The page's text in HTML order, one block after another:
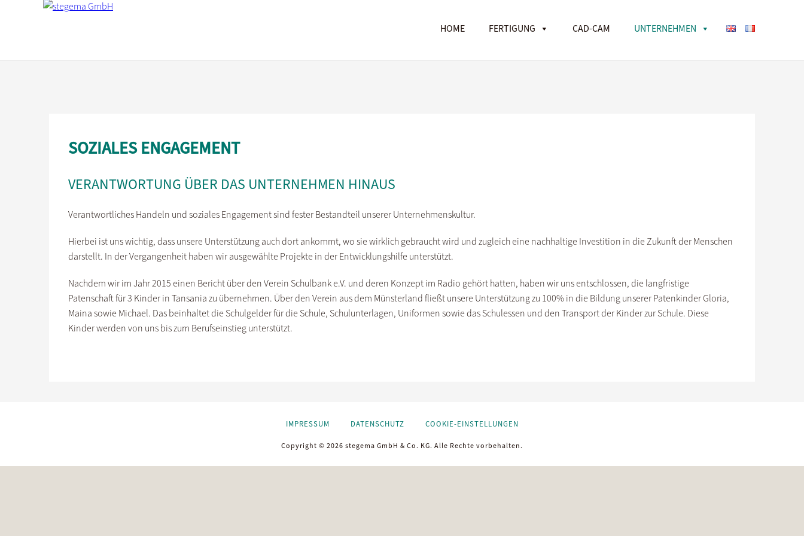
HOME FERTIGUNG CAD-CAM UNTERNEHMEN
SOZIALES ENGAGEMENT
VERANTWORTUNG ÜBER DAS UNTERNEHMEN HINAUS
Verantwortliches Handeln und soziales Engagement sind fester Bestandteil unserer Unternehmenskultur.
Hierbei ist uns wichtig, dass unsere Unterstützung auch dort ankommt, wo sie wirklich gebraucht wird und zugleich eine nachhaltige Investition in die Zukunft der Menschen
darstellt. In der Vergangenheit haben wir ausgewählte Projekte in der Entwicklungshilfe unterstützt.
Nachdem wir im Jahr 2015 einen Bericht über den Verein Schulbank e.V. und deren Konzept im Radio gehört hatten, haben wir uns entschlossen, die langfristige
Patenschaft für 3 Kinder in Tansania zu übernehmen. Über den Verein aus dem Münsterland fließt unsere Unterstützung zu 100% in die Bildung unserer Patenkinder Gloria,
Maina sowie Michael. Das beinhaltet die Schulgelder für die Schule, Schulunterlagen, Uniformen sowie das Schulessen und den Transport der Kinder zur Schule. Diese
Kinder werden von uns bis zum Berufseinstieg unterstützt.
IMPRESSUM DATENSCHUTZ COOKIE-EINSTELLUNGEN
Copyright © 2026 stegema GmbH & Co. KG. Alle Rechte vorbehalten.